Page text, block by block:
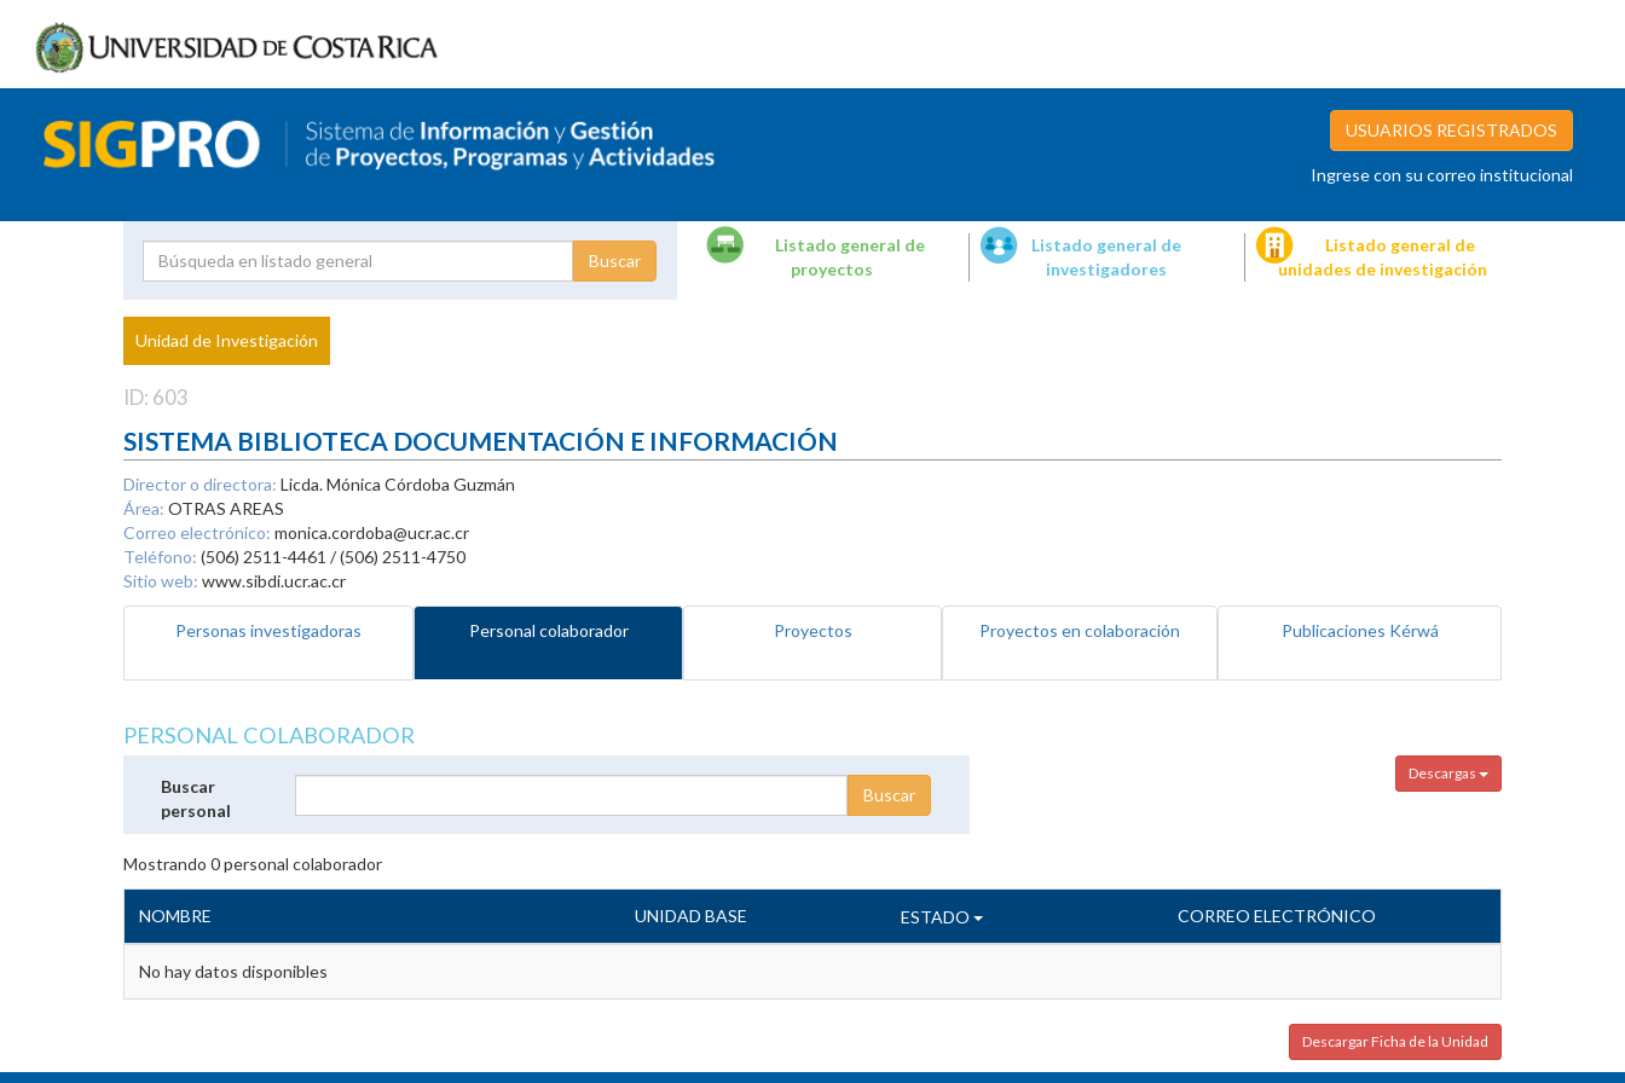
USUARIOS REGISTRADOS
Ingrese con su correo institucional
Proyecto
Investigador
Listado general de
proyectos
Listado general de
investigadores
Listado general de
unidades de investigación
Unidad de Investigación
ID: 603
SISTEMA BIBLIOTECA DOCUMENTACIÓN E INFORMACIÓN
Director o directora: Licda. Mónica Córdoba Guzmán
Área: OTRAS AREAS
Correo electrónico: monica.cordoba@ucr.ac.cr
Teléfono: (506) 2511-4461 / (506) 2511-4750
Sitio web: www.sibdi.ucr.ac.cr
Personas investigadoras Personal colaborador Proyectos Proyectos en colaboración Publicaciones Kérwá
PERSONAL COLABORADOR
Descargas
Buscar
personal
Mostrando 0personal colaborador
NOMBRE UNIDAD BASE ESTADO CORREO ELECTRÓNICO
No hay datos disponibles
Descargar Ficha de la Unidad